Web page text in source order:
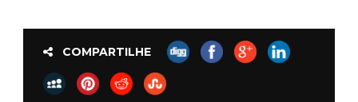
COMPARTILHE